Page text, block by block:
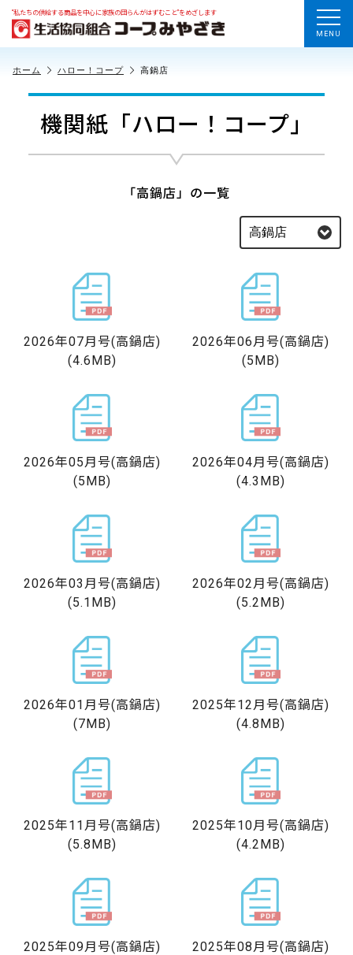
“私たちの供給する商品を中心に家族の団らんがはずむこと”をめざします
MENU
ホーム ハロー！コープ 高鍋店
機関紙「ハロー！コープ」
「高鍋店」の一覧
2026年07月号(高鍋店)
(4.6MB)
2026年06月号(高鍋店)
(5MB)
2026年05月号(高鍋店)
(5MB)
2026年04月号(高鍋店)
(4.3MB)
2026年03月号(高鍋店)
(5.1MB)
2026年02月号(高鍋店)
(5.2MB)
2026年01月号(高鍋店)
(7MB)
2025年12月号(高鍋店)
(4.8MB)
2025年11月号(高鍋店)
(5.8MB)
2025年10月号(高鍋店)
(4.2MB)
2025年09月号(高鍋店)
2025年08月号(高鍋店)